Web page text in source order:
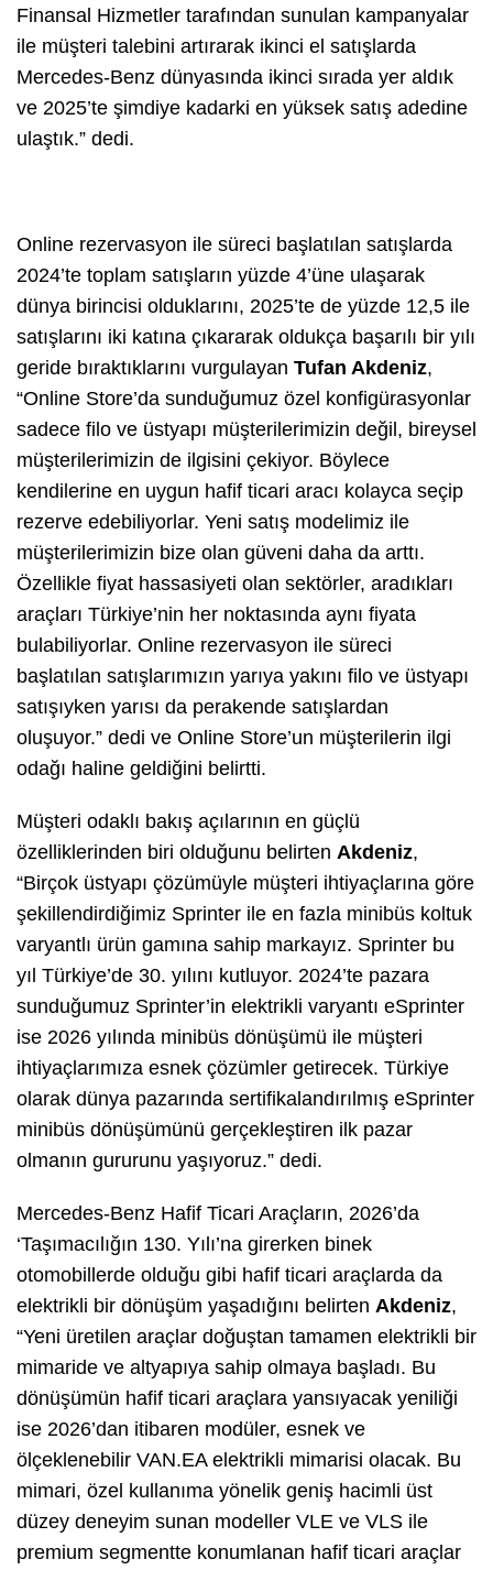
Finansal Hizmetler tarafından sunulan kampanyalar
ile müşteri talebini artırarak ikinci el satışlarda
Mercedes-Benz dünyasında ikinci sırada yer aldık
ve 2025’te şimdiye kadarki en yüksek satış adedine
ulaştık.” dedi.
Online rezervasyon ile süreci başlatılan satışlarda
2024’te toplam satışların yüzde 4’üne ulaşarak
dünya birincisi olduklarını, 2025’te de yüzde 12,5 ile
satışlarını iki katına çıkararak oldukça başarılı bir yılı
geride bıraktıklarını vurgulayan Tufan Akdeniz,
“Online Store’da sunduğumuz özel konfigürasyonlar
sadece filo ve üstyapı müşterilerimizin değil, bireysel
müşterilerimizin de ilgisini çekiyor. Böylece
kendilerine en uygun hafif ticari aracı kolayca seçip
rezerve edebiliyorlar. Yeni satış modelimiz ile
müşterilerimizin bize olan güveni daha da arttı.
Özellikle fiyat hassasiyeti olan sektörler, aradıkları
araçları Türkiye’nin her noktasında aynı fiyata
bulabiliyorlar. Online rezervasyon ile süreci
başlatılan satışlarımızın yarıya yakını filo ve üstyapı
satışıyken yarısı da perakende satışlardan
oluşuyor.” dedi ve Online Store’un müşterilerin ilgi
odağı haline geldiğini belirtti.
Müşteri odaklı bakış açılarının en güçlü
özelliklerinden biri olduğunu belirten Akdeniz,
“Birçok üstyapı çözümüyle müşteri ihtiyaçlarına göre
şekillendirdiğimiz Sprinter ile en fazla minibüs koltuk
varyantlı ürün gamına sahip markayız. Sprinter bu
yıl Türkiye’de 30. yılını kutluyor. 2024’te pazara
sunduğumuz Sprinter’in elektrikli varyantı eSprinter
ise 2026 yılında minibüs dönüşümü ile müşteri
ihtiyaçlarımıza esnek çözümler getirecek. Türkiye
olarak dünya pazarında sertifikalandırılmış eSprinter
minibüs dönüşümünü gerçekleştiren ilk pazar
olmanın gururunu yaşıyoruz.” dedi.
Mercedes-Benz Hafif Ticari Araçların, 2026’da
‘Taşımacılığın 130. Yılı’na girerken binek
otomobillerde olduğu gibi hafif ticari araçlarda da
elektrikli bir dönüşüm yaşadığını belirten Akdeniz,
“Yeni üretilen araçlar doğuştan tamamen elektrikli bir
mimaride ve altyapıya sahip olmaya başladı. Bu
dönüşümün hafif ticari araçlara yansıyacak yeniliği
ise 2026’dan itibaren modüler, esnek ve
ölçeklenebilir VAN.EA elektrikli mimarisi olacak. Bu
mimari, özel kullanıma yönelik geniş hacimli üst
düzey deneyim sunan modeller VLE ve VLS ile
premium segmentte konumlanan hafif ticari araçlar